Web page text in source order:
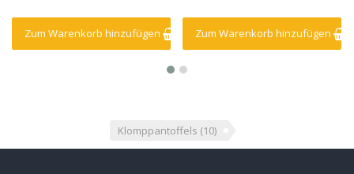
Zum Warenkorb hinzufügen Zum Warenkorb hinzufügen
Klomppantoffels (10)